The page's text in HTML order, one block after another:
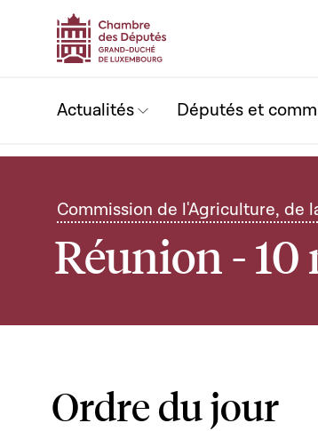
Actualités Députés et
Commission de l'Agriculture, de
Réunion -
Ordre du jour